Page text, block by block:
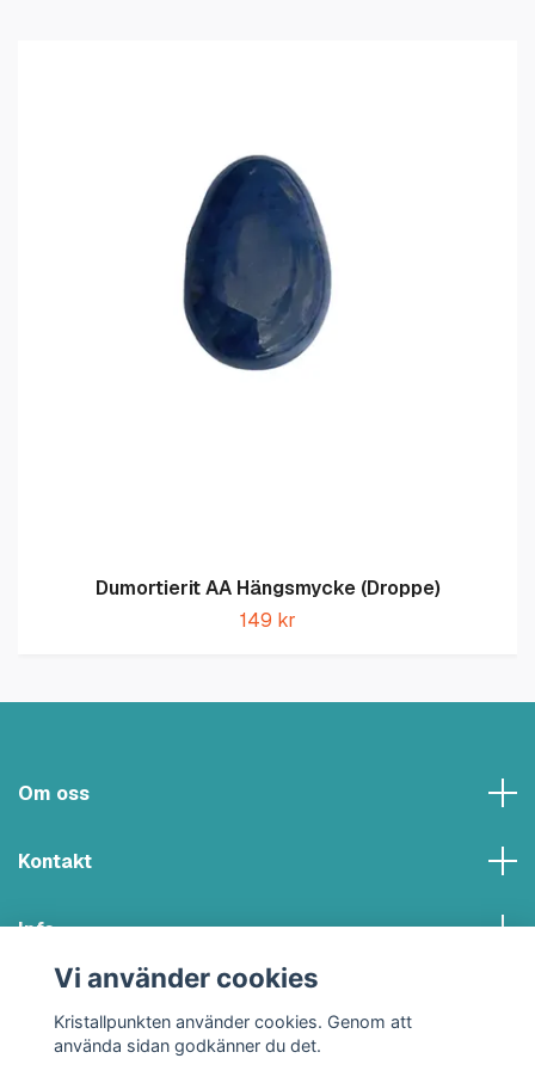
Dumortierit AA Hängsmycke (Droppe)
149 kr
Om oss
Kontakt
Info
Vi använder cookies
Kristallpunkten använder cookies. Genom att
använda sidan godkänner du det.